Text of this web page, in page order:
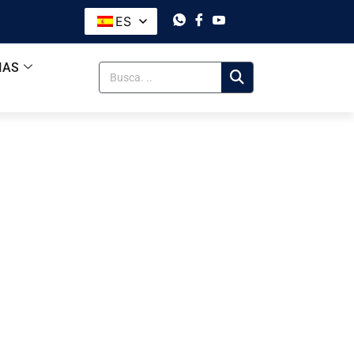
ES